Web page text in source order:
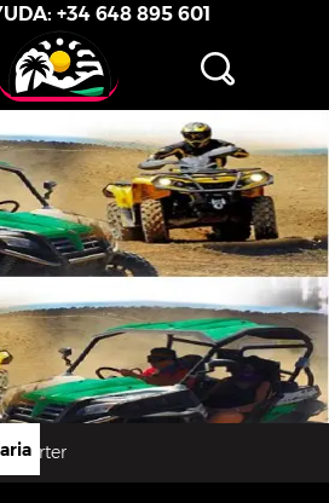
+34 648 895 601
Charter